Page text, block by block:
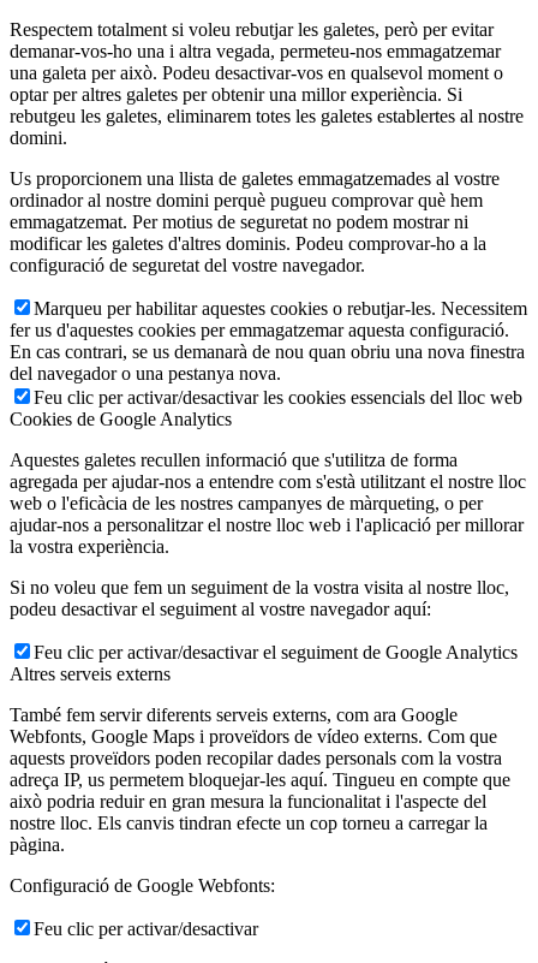
Respectem totalment si voleu rebutjar les galetes, però per evitar
demanar-vos-ho una i altra vegada, permeteu-nos emmagatzemar
una galeta per això. Podeu desactivar-vos en qualsevol moment o
optar per altres galetes per obtenir una millor experiència. Si
rebutgeu les galetes, eliminarem totes les galetes establertes al nostre
domini.
Us proporcionem una llista de galetes emmagatzemades al vostre
ordinador al nostre domini perquè pugueu comprovar què hem
emmagatzemat. Per motius de seguretat no podem mostrar ni
modificar les galetes d'altres dominis. Podeu comprovar-ho a la
configuració de seguretat del vostre navegador.
Marqueu per habilitar aquestes cookies o rebutjar-les. Necessitem
fer us d'aquestes cookies per emmagatzemar aquesta configuració.
En cas contrari, se us demanarà de nou quan obriu una nova finestra
del navegador o una pestanya nova.
Feu clic per activar/desactivar les cookies essencials del lloc web
Cookies de Google Analytics
Aquestes galetes recullen informació que s'utilitza de forma
agregada per ajudar-nos a entendre com s'està utilitzant el nostre lloc
web o l'eficàcia de les nostres campanyes de màrqueting, o per
ajudar-nos a personalitzar el nostre lloc web i l'aplicació per millorar
la vostra experiència.
Si no voleu que fem un seguiment de la vostra visita al nostre lloc,
podeu desactivar el seguiment al vostre navegador aquí:
Feu clic per activar/desactivar el seguiment de Google Analytics
Altres serveis externs
També fem servir diferents serveis externs, com ara Google
Webfonts, Google Maps i proveïdors de vídeo externs. Com que
aquests proveïdors poden recopilar dades personals com la vostra
adreça IP, us permetem bloquejar-les aquí. Tingueu en compte que
això podria reduir en gran mesura la funcionalitat i l'aspecte del
nostre lloc. Els canvis tindran efecte un cop torneu a carregar la
pàgina.
Configuració de Google Webfonts:
Feu clic per activar/desactivar